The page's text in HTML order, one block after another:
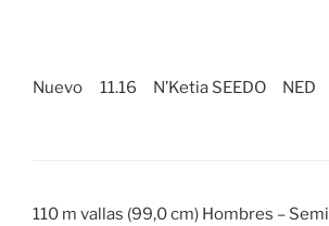
Nuevo 11.16 N’Ketia SEEDO NED
110 m vallas (99,0 cm) Hombres –